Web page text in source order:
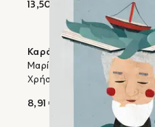
13,50 €
Καράβια που ταξίδεψαν τη
Μαρία Αγγελίδου, Αντώνης
Χρήστος Κούρτογλου
8,91 €